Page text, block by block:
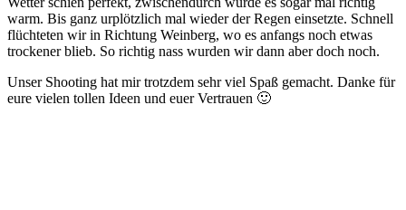
warm. Bis ganz urplötzlich mal wieder der Regen einsetzte. Schnell
flüchteten wir in Richtung Weinberg, wo es anfangs noch etwas
trockener blieb. So richtig nass wurden wir dann aber doch noch.
Unser Shooting hat mir trotzdem sehr viel Spaß gemacht. Danke für
eure vielen tollen Ideen und euer Vertrauen 🙂